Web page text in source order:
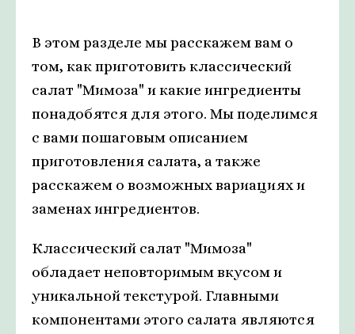
В этом разделе мы расскажем вам о
том, как приготовить классический
салат "Мимоза" и какие ингредиенты
понадобятся для этого. Мы поделимся
с вами пошаговым описанием
приготовления салата, а также
расскажем о возможных вариациях и
заменах ингредиентов.
Классический салат "Мимоза"
обладает неповторимым вкусом и
уникальной текстурой. Главными
компонентами этого салата являются